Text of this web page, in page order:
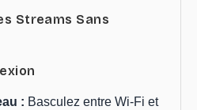
Streams Sans
: Basculez entre Wi-Fi et